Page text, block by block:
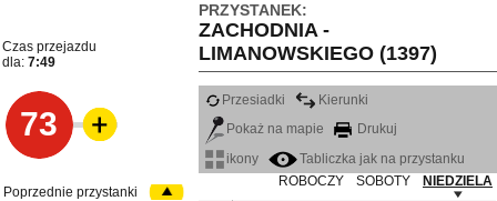
PRZYSTANEK:
ZACHODNIA -
LIMANOWSKIEGO (1397)
Czas przejazdu
dla: 7:49
73
Przesiadki
Kierunki
Pokaż na mapie
Drukuj
ikony
Tabliczka jak na przystanku
ROBOCZY
SOBOTY
NIEDZIELA
Poprzednie przystanki